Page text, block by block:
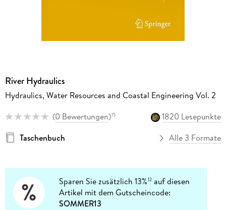
River Hydraulics
Hydraulics, Water Resources and Coastal Engineering Vol. 2
(0 Bewertungen)15
1820 Lesepunkte
Taschenbuch
Alle 3 Formate
Sparen Sie zusätzlich 13%12 auf diesen
Artikel mit dem Gutscheincode:
SOMMER13